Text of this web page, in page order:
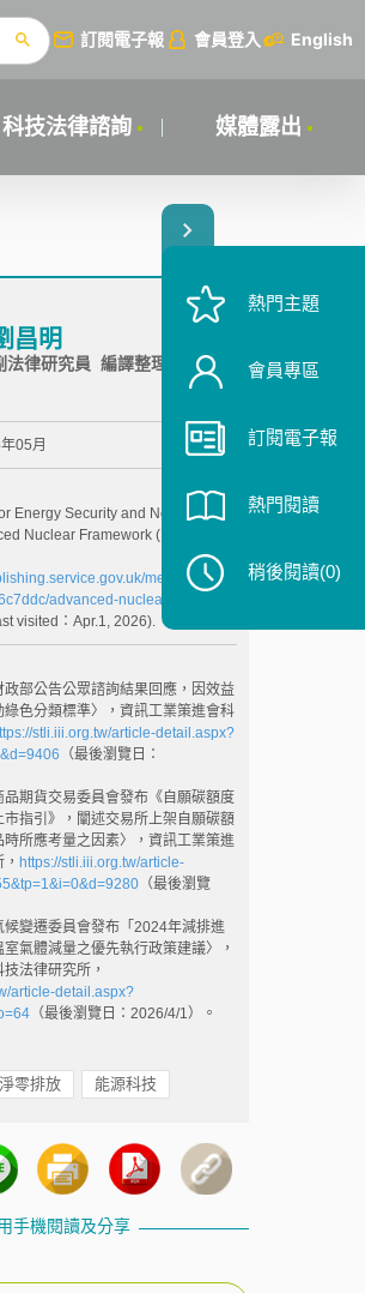
訂閱電子報 會員登入 English
科技法律諮詢 媒體露出
昌明
法律研究員 編譯整理
05月
Energy Security and Net Zero
Nuclear Framework (Feb.4,
media/69848
advanced-nuclear-
visited：Apr.1, 2026).
部公告公眾諮詢結果回應，因效益
色分類標準〉，資訊工業策進會科
stli.iii.org.tw/article-detail.aspx?
（最後瀏覽日：
期貨交易委員會發布《自願碳額度
指引》，闡述交易所上架自願碳額
所應考量之因素〉，資訊工業策進
https://stli.iii.org.tw/article-
（最後瀏覽
候變遷委員會發布「2024年減排進
氣體減量之優先執行政策建議〉，
法律研究所，
article-detail.aspx?
（最後瀏覽日：2026/4/1）。
淨零排放 能源科技
手機閱讀及分享
熱門主題
會員專區
訂閱電子報
熱門閱讀
稍後閱讀(0)